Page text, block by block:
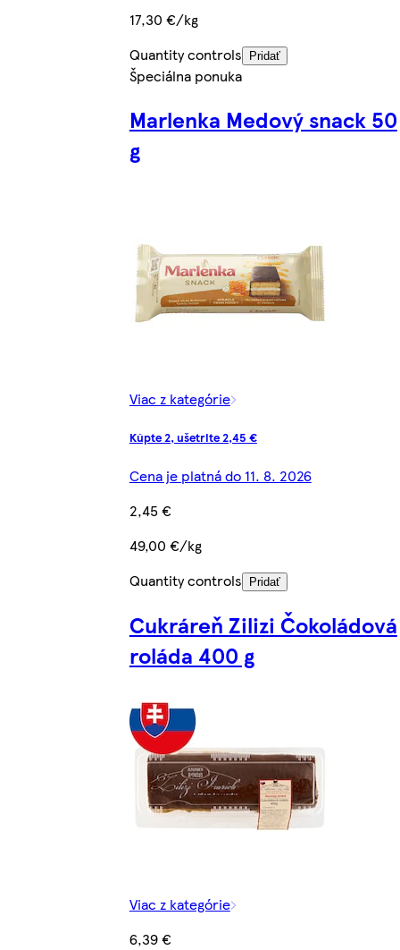
17,30 €/kg
Quantity controls
Pridať
Špeciálna ponuka
Marlenka Medový snack 50
g
Viac z kategórie
Kúpte 2, ušetrite 2,45 €
Cena je platná do 11. 8. 2026
2,45 €
49,00 €/kg
Quantity controls
Pridať
Cukráreň Zilizi Čokoládová
roláda 400 g
Viac z kategórie
6,39 €